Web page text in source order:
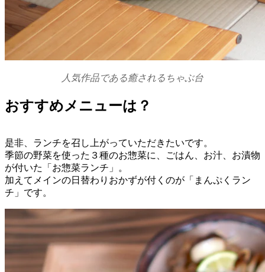
人気作品である癒されるちゃぶ台
おすすめメニューは？
是非、ランチを召し上がっていただきたいです。
季節の野菜を使った３種のお惣菜に、ごはん、お汁、お漬物
が付いた「お惣菜ランチ」。
加えてメインの日替わりおかずが付くのが「まんぷくラン
チ」です。